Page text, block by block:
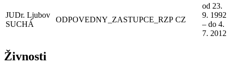
JUDr. Ljubov
SUCHÁ
ODPOVEDNY_ZASTUPCE_RZP CZ
od 23.
9. 1992
– do 4.
7. 2012
Živnosti